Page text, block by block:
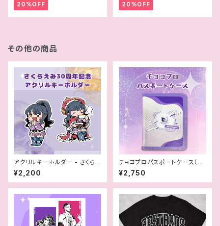
20%OFF 20%OFF
その他の商品
アクリルキーホルダー - さくらえ
み30周年記念
¥2,200
チョコプロパスポートケース（お
まけ付き）
¥2,750